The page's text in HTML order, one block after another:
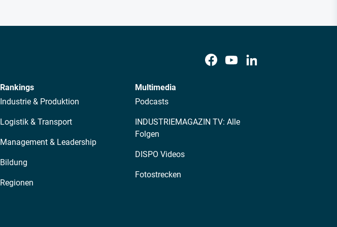
Rankings
Industrie & Produktion
Logistik & Transport
Management & Leadership
Bildung
Regionen
Multimedia
Podcasts
INDUSTRIEMAGAZIN TV: Alle
Folgen
DISPO Videos
Fotostrecken